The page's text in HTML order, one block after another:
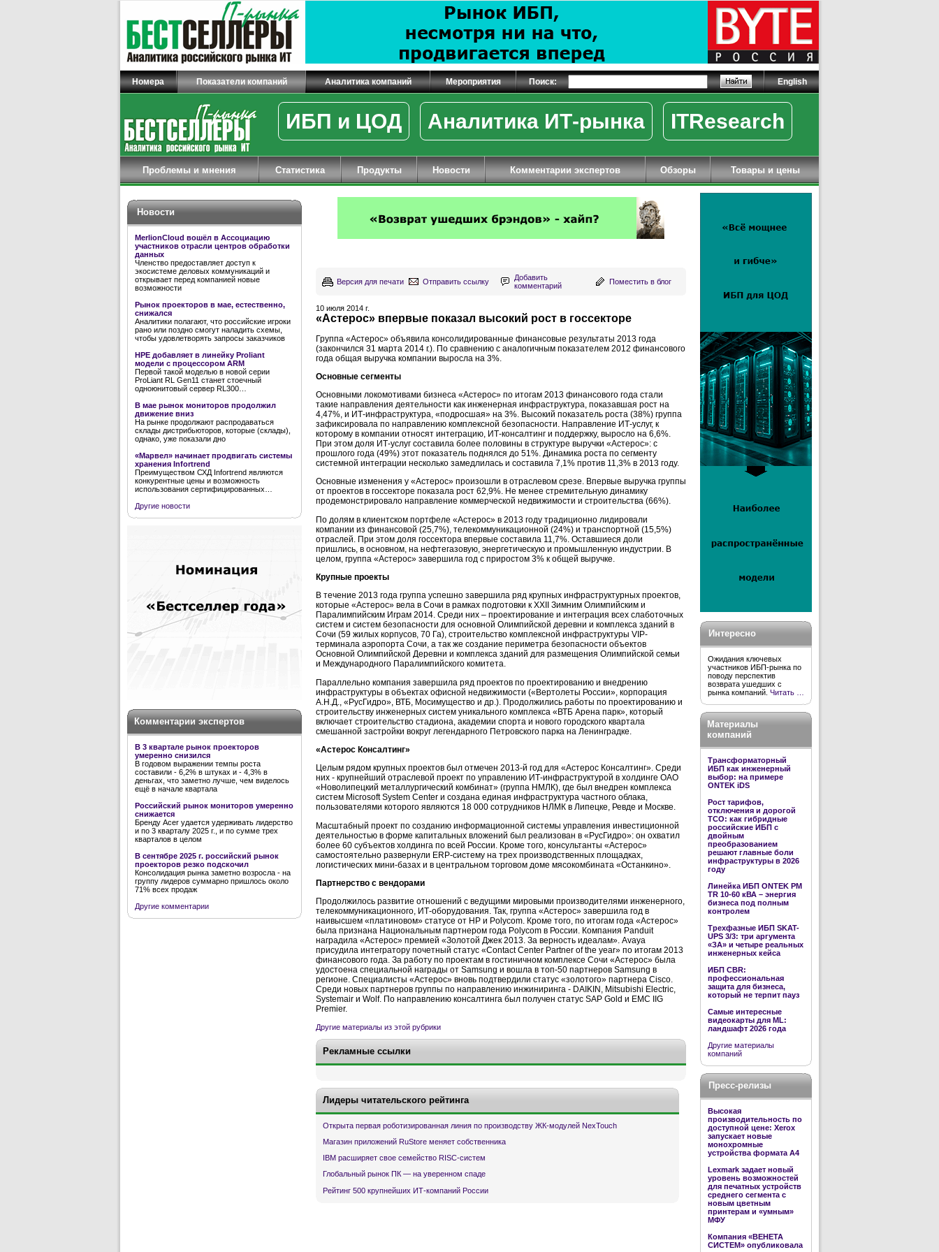
Номера Показатели компаний Аналитика компаний Мероприятия Поиск: English
ИБП и ЦОД Аналитика ИТ-рынка ITResearch
Проблемы и мнения Статистика Продукты Новости Комментарии экспертов Обзоры Товары и цены
Новости
MerlionCloud вошёл в Ассоциацию
участников отрасли центров обработки
данных
Членство предоставляет доступ к
экосистеме деловых коммуникаций и
открывает перед компанией новые
возможности
Рынок проекторов в мае, естественно,
снижался
Аналитики полагают, что российские игроки
рано или поздно смогут наладить схемы,
чтобы удовлетворять запросы заказчиков
HPE добавляет в линейку Proliant
модели с процессором ARM
Первой такой моделью в новой серии
ProLiant RL Gen11 станет стоечный
одноюнитовый сервер RL300…
В мае рынок мониторов продолжил
движение вниз
На рынке продолжают распродаваться
склады дистрибьюторов, которые (склады),
однако, уже показали дно
«Марвел» начинает продвигать системы
хранения Infortrend
Преимуществом СХД Infortrend являются
конкурентные цены и возможность
использования сертифицированных…
Другие новости
Комментарии экспертов
В 3 квартале рынок проекторов
умеренно снизился
В годовом выражении темпы роста
составили - 6,2% в штуках и - 4,3% в
деньгах, что заметно лучше, чем виделось
ещё в начале квартала
Российский рынок мониторов умеренно
снижается
Бренду Acer удается удерживать лидерство
и по 3 кварталу 2025 г., и по сумме трех
кварталов в целом
В сентябре 2025 г. российский рынок
проекторов резко подскочил
Консолидация рынка заметно возросла - на
группу лидеров суммарно пришлось около
71% всех продаж
Другие комментарии
Версия для печати Отправить ссылку
Добавить
комментарий
Поместить в блог
10 июля 2014 г.
«Астерос» впервые показал высокий рост в госсекторе
Группа «Астерос» объявила консолидированные финансовые результаты 2013 года
(закончился 31 марта 2014 г.). По сравнению с аналогичным показателем 2012 финансового
года общая выручка компании выросла на 3%.
Основные сегменты
Основными локомотивами бизнеса «Астерос» по итогам 2013 финансового года стали
такие направления деятельности как инженерная инфраструктура, показавшая рост на
4,47%, и ИТ-инфраструктура, «подросшая» на 3%. Высокий показатель роста (38%) группа
зафиксировала по направлению комплексной безопасности. Направление ИТ-услуг, к
которому в компании относят интеграцию, ИТ-консалтинг и поддержку, выросло на 6,6%.
При этом доля ИТ-услуг составила более половины в структуре выручки «Астерос»: с
прошлого года (49%) этот показатель поднялся до 51%. Динамика роста по сегменту
системной интеграции несколько замедлилась и составила 7,1% против 11,3% в 2013 году.
Основные изменения у «Астерос» произошли в отраслевом срезе. Впервые выручка группы
от проектов в госсекторе показала рост 62,9%. Не менее стремительную динамику
продемонстрировало направление коммерческой недвижимости и строительства (66%).
По долям в клиентском портфеле «Астерос» в 2013 году традиционно лидировали
компании из финансовой (25,7%), телекоммуникационной (24%) и транспортной (15,5%)
отраслей. При этом доля госсектора впервые составила 11,7%. Оставшиеся доли
пришлись, в основном, на нефтегазовую, энергетическую и промышленную индустрии. В
целом, группа «Астерос» завершила год с приростом 3% к общей выручке.
Крупные проекты
В течение 2013 года группа успешно завершила ряд крупных инфраструктурных проектов,
которые «Астерос» вела в Сочи в рамках подготовки к XXII Зимним Олимпийским и
Паралимпийским Играм 2014. Среди них – проектирование и интеграция всех слаботочных
систем и систем безопасности для основной Олимпийской деревни и комплекса зданий в
Сочи (59 жилых корпусов, 70 Га), строительство комплексной инфраструктуры VIP-
терминала аэропорта Сочи, а так же создание периметра безопасности объектов
Основной Олимпийской Деревни и комплекса зданий для размещения Олимпийской семьи
и Международного Паралимпийского комитета.
Параллельно компания завершила ряд проектов по проектированию и внедрению
инфраструктуры в объектах офисной недвижимости («Вертолеты России», корпорация
А.Н.Д., «РусГидро», ВТБ, Мосимущество и др.). Продолжились работы по проектированию и
строительству инженерных систем уникального комплекса «ВТБ Арена парк», который
включает строительство стадиона, академии спорта и нового городского квартала
смешанной застройки вокруг легендарного Петровского парка на Ленинградке.
«Астерос Консалтинг»
Целым рядом крупных проектов был отмечен 2013-й год для «Астерос Консалтинг». Среди
них - крупнейший отраслевой проект по управлению ИТ-инфраструктурой в холдинге ОАО
«Новолипецкий металлургический комбинат» (группа НМЛК), где был внедрен комплекса
систем Microsoft System Center и создана единая инфраструктура частного облака,
пользователями которого являются 18 000 сотрудников НЛМК в Липецке, Ревде и Москве.
Масштабный проект по созданию информационной системы управления инвестиционной
деятельностью в форме капитальных вложений был реализован в «РусГидро»: он охватил
более 60 субъектов холдинга по всей России. Кроме того, консультанты «Астерос»
самостоятельно развернули ERP-систему на трех производственных площадках,
логистических мини-базах и в центральном торговом доме мясокомбината «Останкино».
Партнерство с вендорами
Продолжилось развитие отношений с ведущими мировыми производителями инженерного,
телекоммуникационного, ИТ-оборудования. Так, группа «Астерос» завершила год в
наивысшем «платиновом» статусе от HP и Polycom. Кроме того, по итогам года «Астерос»
была признана Национальным партнером года Polycom в России. Компания Panduit
наградила «Астерос» премией «Золотой Джек 2013. За верность идеалам». Avaya
присудила интегратору почетный статус «Contact Center Partner of the year» по итогам 2013
финансового года. За работу по проектам в гостиничном комплексе Сочи «Астерос» была
удостоена специальной награды от Samsung и вошла в топ-50 партнеров Samsung в
регионе. Специалисты «Астерос» вновь подтвердили статус «золотого» партнера Cisco.
Среди новых партнеров группы по направлению инжиниринга - DAIKIN, Mitsubishi Electric,
Systemair и Wolf. По направлению консалтинга был получен статус SAP Gold и EMC IIG
Premier.
Другие материалы из этой рубрики
Рекламные ссылки
Лидеры читательского рейтинга
Открыта первая роботизированная линия по производству ЖК-модулей NexTouch
Магазин приложений RuStore меняет собственника
IBM расширяет свое семейство RISC-систем
Глобальный рынок ПК — на уверенном спаде
Рейтинг 500 крупнейших ИТ-компаний России
Интересно
Ожидания ключевых
участников ИБП-рынка по
поводу перспектив
возврата ушедших с
рынка компаний. Читать …
Материалы
компаний
Трансформаторный
ИБП как инженерный
выбор: на примере
ONTEK iDS
Рост тарифов,
отключения и дорогой
TCO: как гибридные
российские ИБП с
двойным
преобразованием
решают главные боли
инфраструктуры в 2026
году
Линейка ИБП ONTEK PM
TR 10-60 кВА – энергия
бизнеса под полным
контролем
Трехфазные ИБП SKAT-
UPS 3/3: три аргумента
«ЗА» и четыре реальных
инженерных кейса
ИБП CBR:
профессиональная
защита для бизнеса,
который не терпит пауз
Самые интересные
видеокарты для ML:
ландшафт 2026 года
Другие материалы
компаний
Пресс-релизы
Высокая
производительность по
доступной цене: Xerox
запускает новые
монохромные
устройства формата А4
Lexmark задает новый
уровень возможностей
для печатных устройств
среднего сегмента с
новым цветным
принтерам и «умным»
МФУ
Компания «ВЕНЕТА
СИСТЕМ» опубликовала